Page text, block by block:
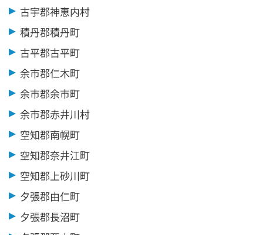
古宇郡神恵内村
積丹郡積丹町
古平郡古平町
余市郡仁木町
余市郡余市町
余市郡赤井川村
空知郡南幌町
空知郡奈井江町
空知郡上砂川町
夕張郡由仁町
夕張郡長沼町